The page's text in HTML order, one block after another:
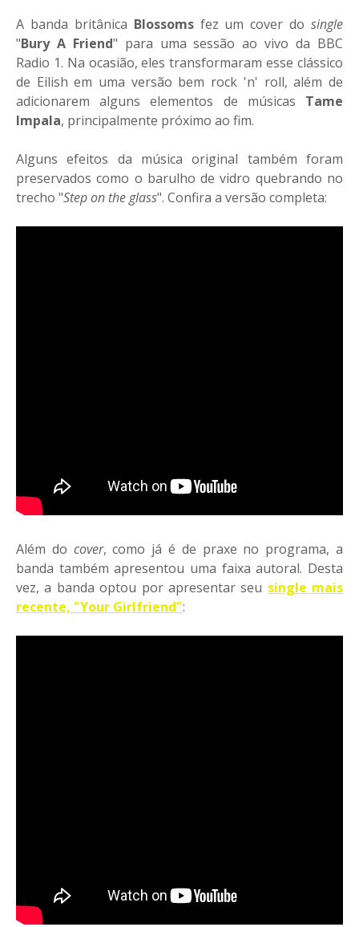
A banda britânica Blossomsfez um cover do single
"Bury A Friend" para uma sessão ao vivo da BBC
Radio 1. Na ocasião, eles transformaram esse clássico
de Eilish em uma versão bem rock 'n' roll, além de
adicionarem alguns elementos de músicas Tame
Impala, principalmente próximo ao fim.
Alguns efeitos da música original também foram
preservados como o barulho de vidro quebrando no
trecho "Step on the glass". Confira a versão completa:
Além do cover, como já é de praxe no programa, a
banda também apresentou uma faixa autoral. Desta
vez, a banda optou por apresentar seu single mais
recente, "Your Girlfriend":